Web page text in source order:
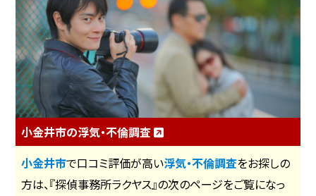
小金井市の浮気・不倫調査
小金井市で口コミ評価が高い浮気・不倫調査をお探しの
方は、『探偵事務所ラクヤス』の次のページをご覧になっ